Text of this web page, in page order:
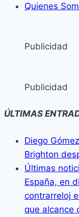
Quienes
Publicidad
Publicidad
ÚLTIMAS
Diego
Brighton
Últimas
España, en
contrarreloj
que alcance